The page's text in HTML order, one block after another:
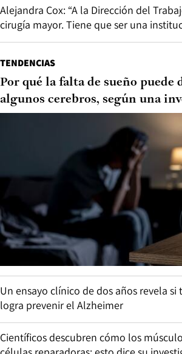
Alejandra Cox: “A la Dirección del
cirugía mayor. Tiene que ser una
TENDENCIAS
Por qué la falta de sueño puede
algunos cerebros, según una
Un ensayo clínico de dos años revela si
logra prevenir el Alzheimer
Científicos descubren cómo los